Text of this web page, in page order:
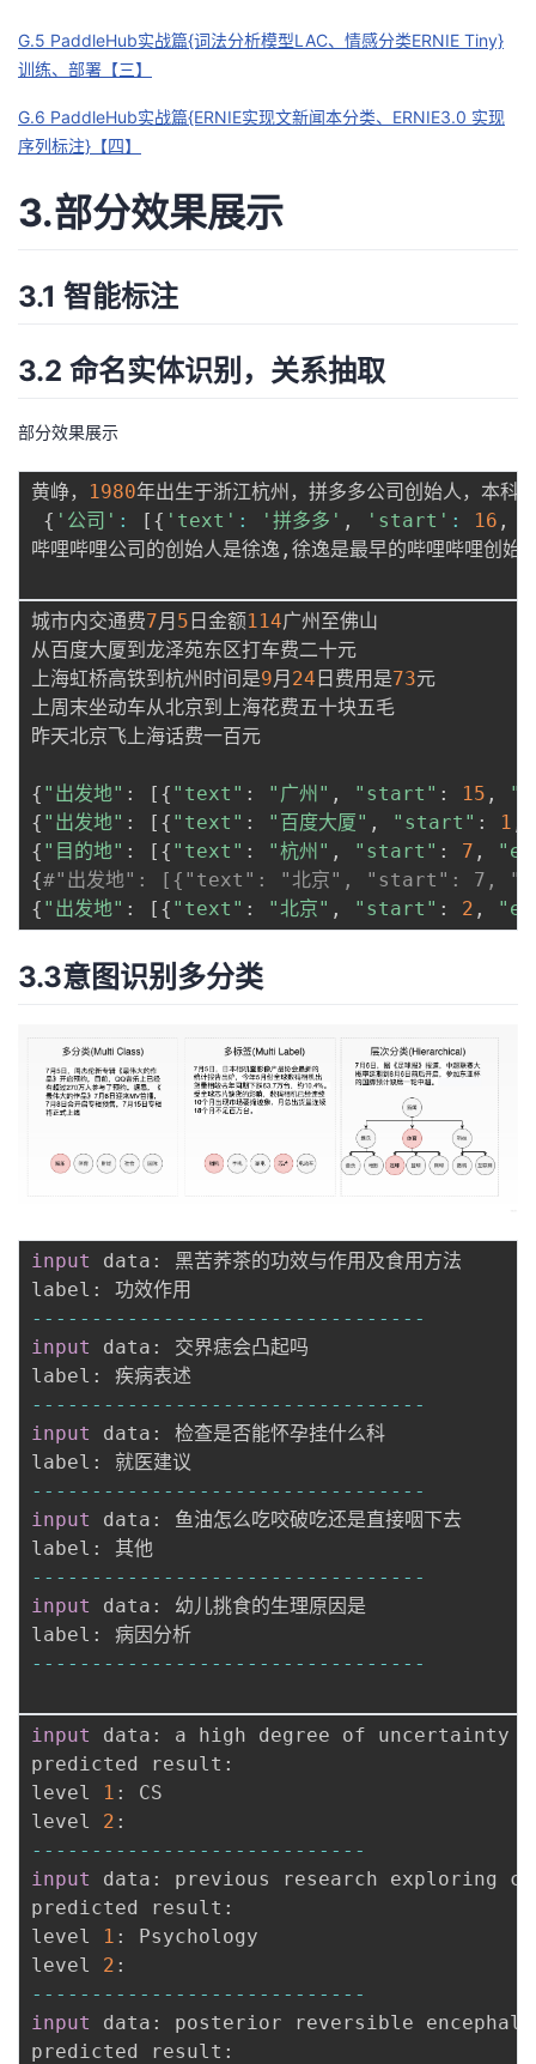
G.5 PaddleHub实战篇{词法分析模型LAC、情感分类ERNIE Tiny}
训练、部署【三】
G.6 PaddleHub实战篇{ERNIE实现文新闻本分类、ERNIE3.0 实现
序列标注}【四】
3.部分效果展示
3.1 智能标注
3.2 命名实体识别，关系抽取
部分效果展示
黄峥， 1980年出生于浙江杭州，拼多多公司创始人，本科
{ '公司' : [ { 'text' : '拼多多' , 'start' : 16 ,
哔哩哔哩公司的创始人是徐逸 , 徐逸是最早的哔哩哔哩创始
城市内交通费7月 5 日金额114广州至佛山
从百度大厦到龙泽苑东区打车费二十元
上海虹桥高铁到杭州时间是9月 24 日费用是73元
上周末坐动车从北京到上海花费五十块五毛
昨天北京飞上海话费一百元
{ "出发地" : [ { "text" : "广州" , "start" : 15 ,
{ "出发地" : [ { "text" : "百度大厦" , "start" : 1
{ "目的地" : [ { "text" : "杭州" , "start" : 7 ,
{#"出发地": [{"text": "北京", "start": 7,
{ "出发地" : [ { "text" : "北京" , "start" : 2 ,
3.3意图识别多分类
input data :
黑苦荞茶的功效与作用及食用方法
label :
- - - - - - - - - - - - - - - - - - - - - - - - - - - - - - - - -
input
data :
交界痣会凸起吗
label :
- - - - - - - - - - - - - - - - - - - - - - - - - - - - - - - - -
input
data :
检查是否能怀孕挂什么科
label :
- - - - - - - - - - - - - - - - - - - - - - - - - - - - - - - - -
input
data :
鱼油怎么吃咬破吃还是直接咽下去
label :
- - - - - - - - - - - - - - - - - - - - - - - - - - - - - - - - -
input
data :
幼儿挑食的生理原因是
label :
- - - - - - - - - - - - - - - - - - - - - - - - - - - - - - - - -
input data :
a high degree of uncertainty
predicted result :
level
1 :
CS
level 2 :
- - - - - - - - - - - - - - - - - - - - - - - - - - - -
input
data :
previous research exploring
predicted result :
level
1 :
Psychology
level 2 :
- - - - - - - - - - - - - - - - - - - - - - - - - - - -
input
data :
posterior reversible
predicted result :